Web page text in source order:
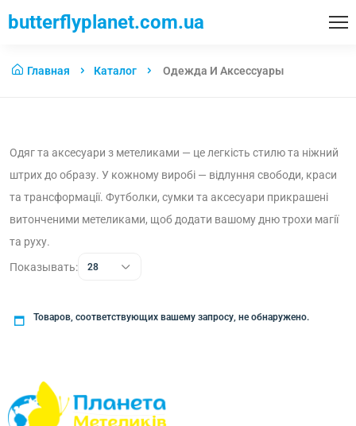
butterflyplanet.com.ua
Главная Каталог Одежда И Аксессуары
Одяг та аксесуари з метеликами — це легкість стилю та ніжний
штрих до образу. У кожному виробі — відлуння свободи, краси
та трансформації. Футболки, сумки та аксесуари прикрашені
витонченими метеликами, щоб додати вашому дню трохи магії
та руху.
Показывать:
28
Товаров, соответствующих вашему запросу, не обнаружено.